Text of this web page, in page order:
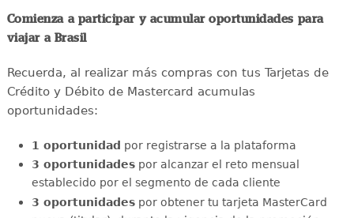
Comienza a participar y acumular oportunidades para
viajar a Brasil
Recuerda, al realizar más compras con tus Tarjetas de
Crédito y Débito de Mastercard acumulas
oportunidades:
1 oportunidad por registrarse a la plataforma
3 oportunidades por alcanzar el reto mensual
establecido por el segmento de cada cliente
3 oportunidades por obtener tu tarjeta MasterCard